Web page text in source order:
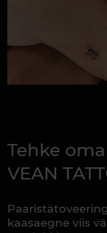
Tehke
VEAN
kaasaegne viis